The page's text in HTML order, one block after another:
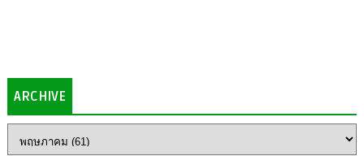
ARCHIVE